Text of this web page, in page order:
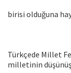
birisi olduğuna
Türkçede Millet
milletinin